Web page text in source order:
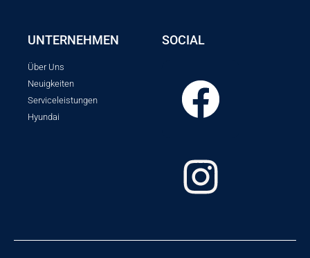
UNTERNEHMEN
Über Uns
Neuigkeiten
Serviceleistungen
Hyundai
SOCIAL